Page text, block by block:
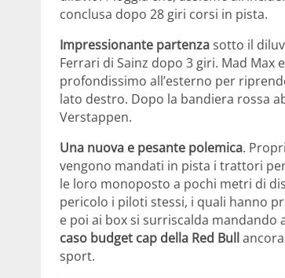
conclusa dopo 28 giri corsi in pista.
Impressionante partenzasotto il
Ferrari di Sainz dopo 3 giri. Mad Max
profondissimo all’esterno per
lato destro. Dopo la bandiera rossa
Verstappen.
Una nuova e pesante polemica.
vengono mandati in pista i trattori
le loro monoposto a pochi metri di
pericolo i piloti stessi, i quali hanno
e poi ai box si surriscalda mandando
caso budget cap della Red Bull
sport.